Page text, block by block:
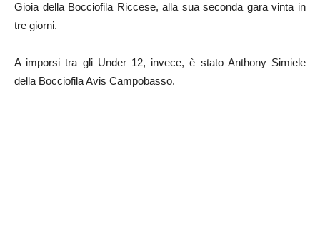
Gioia della Bocciofila Riccese, alla sua seconda gara vinta in
tre giorni.
A imporsi tra gli Under 12, invece, è stato Anthony Simiele
della Bocciofila Avis Campobasso.